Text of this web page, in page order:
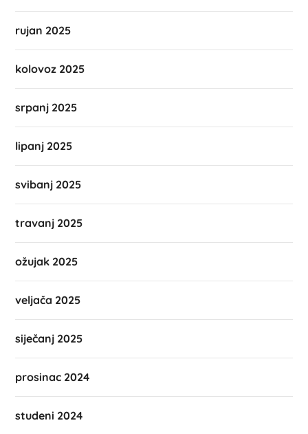
rujan 2025
kolovoz 2025
srpanj 2025
lipanj 2025
svibanj 2025
travanj 2025
ožujak 2025
veljača 2025
siječanj 2025
prosinac 2024
studeni 2024